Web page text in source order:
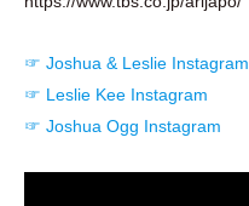
☞ Joshua & Leslie Instagram
☞ Leslie Kee Instagram
☞ Joshua Ogg Instagram